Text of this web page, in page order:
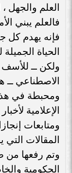
العلم والجهل
فالعلم يبني
فإنه يهدم
الحياة
ولكن ــ
الاصطناعي ــ
ومحبطة في
الإعلامية
ومتابعات
المقالات
وتم رفعها من
الحكومية